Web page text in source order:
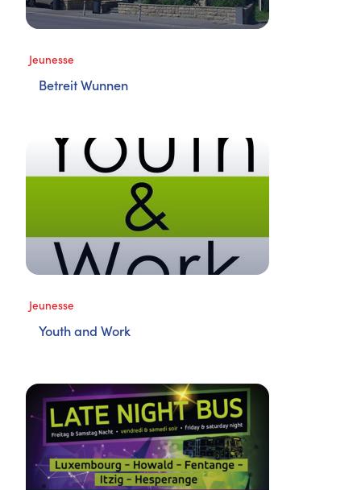
Jeunesse
Betreit Wunnen
Jeunesse
Youth and Work